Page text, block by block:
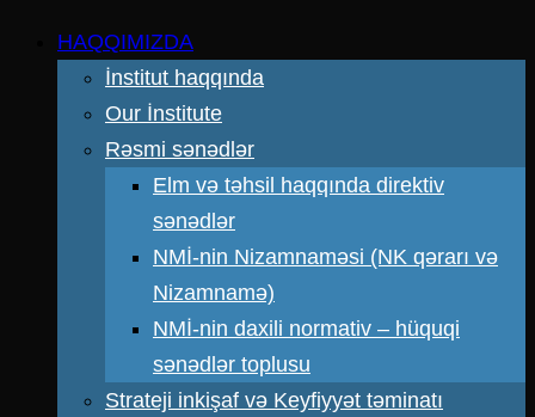
HAQQIMIZDA
İnstitut haqqında
Our İnstitute
Rəsmi sənədlər
Elm və təhsil haqqında direktiv
sənədlər
NMİ-nin Nizamnaməsi (NK qərarı və
Nizamnamə)
NMİ-nin daxili normativ – hüquqi
sənədlər toplusu
Strateji inkişaf və Keyfiyyət təminatı